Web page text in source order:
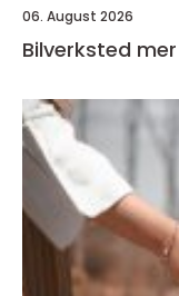
06. August 2026